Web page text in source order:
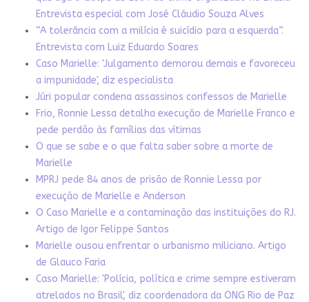
Entrevista especial com José Cláudio Souza Alves
“A tolerância com a milícia é suicídio para a esquerda”.
Entrevista com Luiz Eduardo Soares
Caso Marielle: 'Julgamento demorou demais e favoreceu
a impunidade', diz especialista
Júri popular condena assassinos confessos de Marielle
Frio, Ronnie Lessa detalha execução de Marielle Franco e
pede perdão às famílias das vítimas
O que se sabe e o que falta saber sobre a morte de
Marielle
MPRJ pede 84 anos de prisão de Ronnie Lessa por
execução de Marielle e Anderson
O Caso Marielle e a contaminação das instituições do RJ.
Artigo de Igor Felippe Santos
Marielle ousou enfrentar o urbanismo miliciano. Artigo
de Glauco Faria
Caso Marielle: 'Polícia, política e crime sempre estiveram
atrelados no Brasil', diz coordenadora da ONG Rio de Paz